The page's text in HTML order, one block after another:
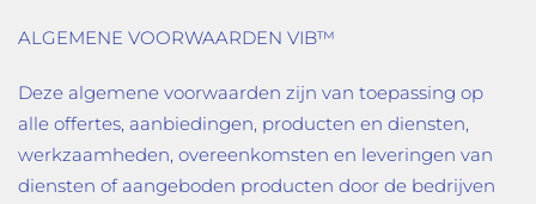
ALGEMENE VOORWAARDEN VIB™
Deze algemene voorwaarden zijn van toepassing op
alle offertes, aanbiedingen, producten en diensten,
werkzaamheden, overeenkomsten en leveringen van
diensten of aangeboden producten door de bedrijven